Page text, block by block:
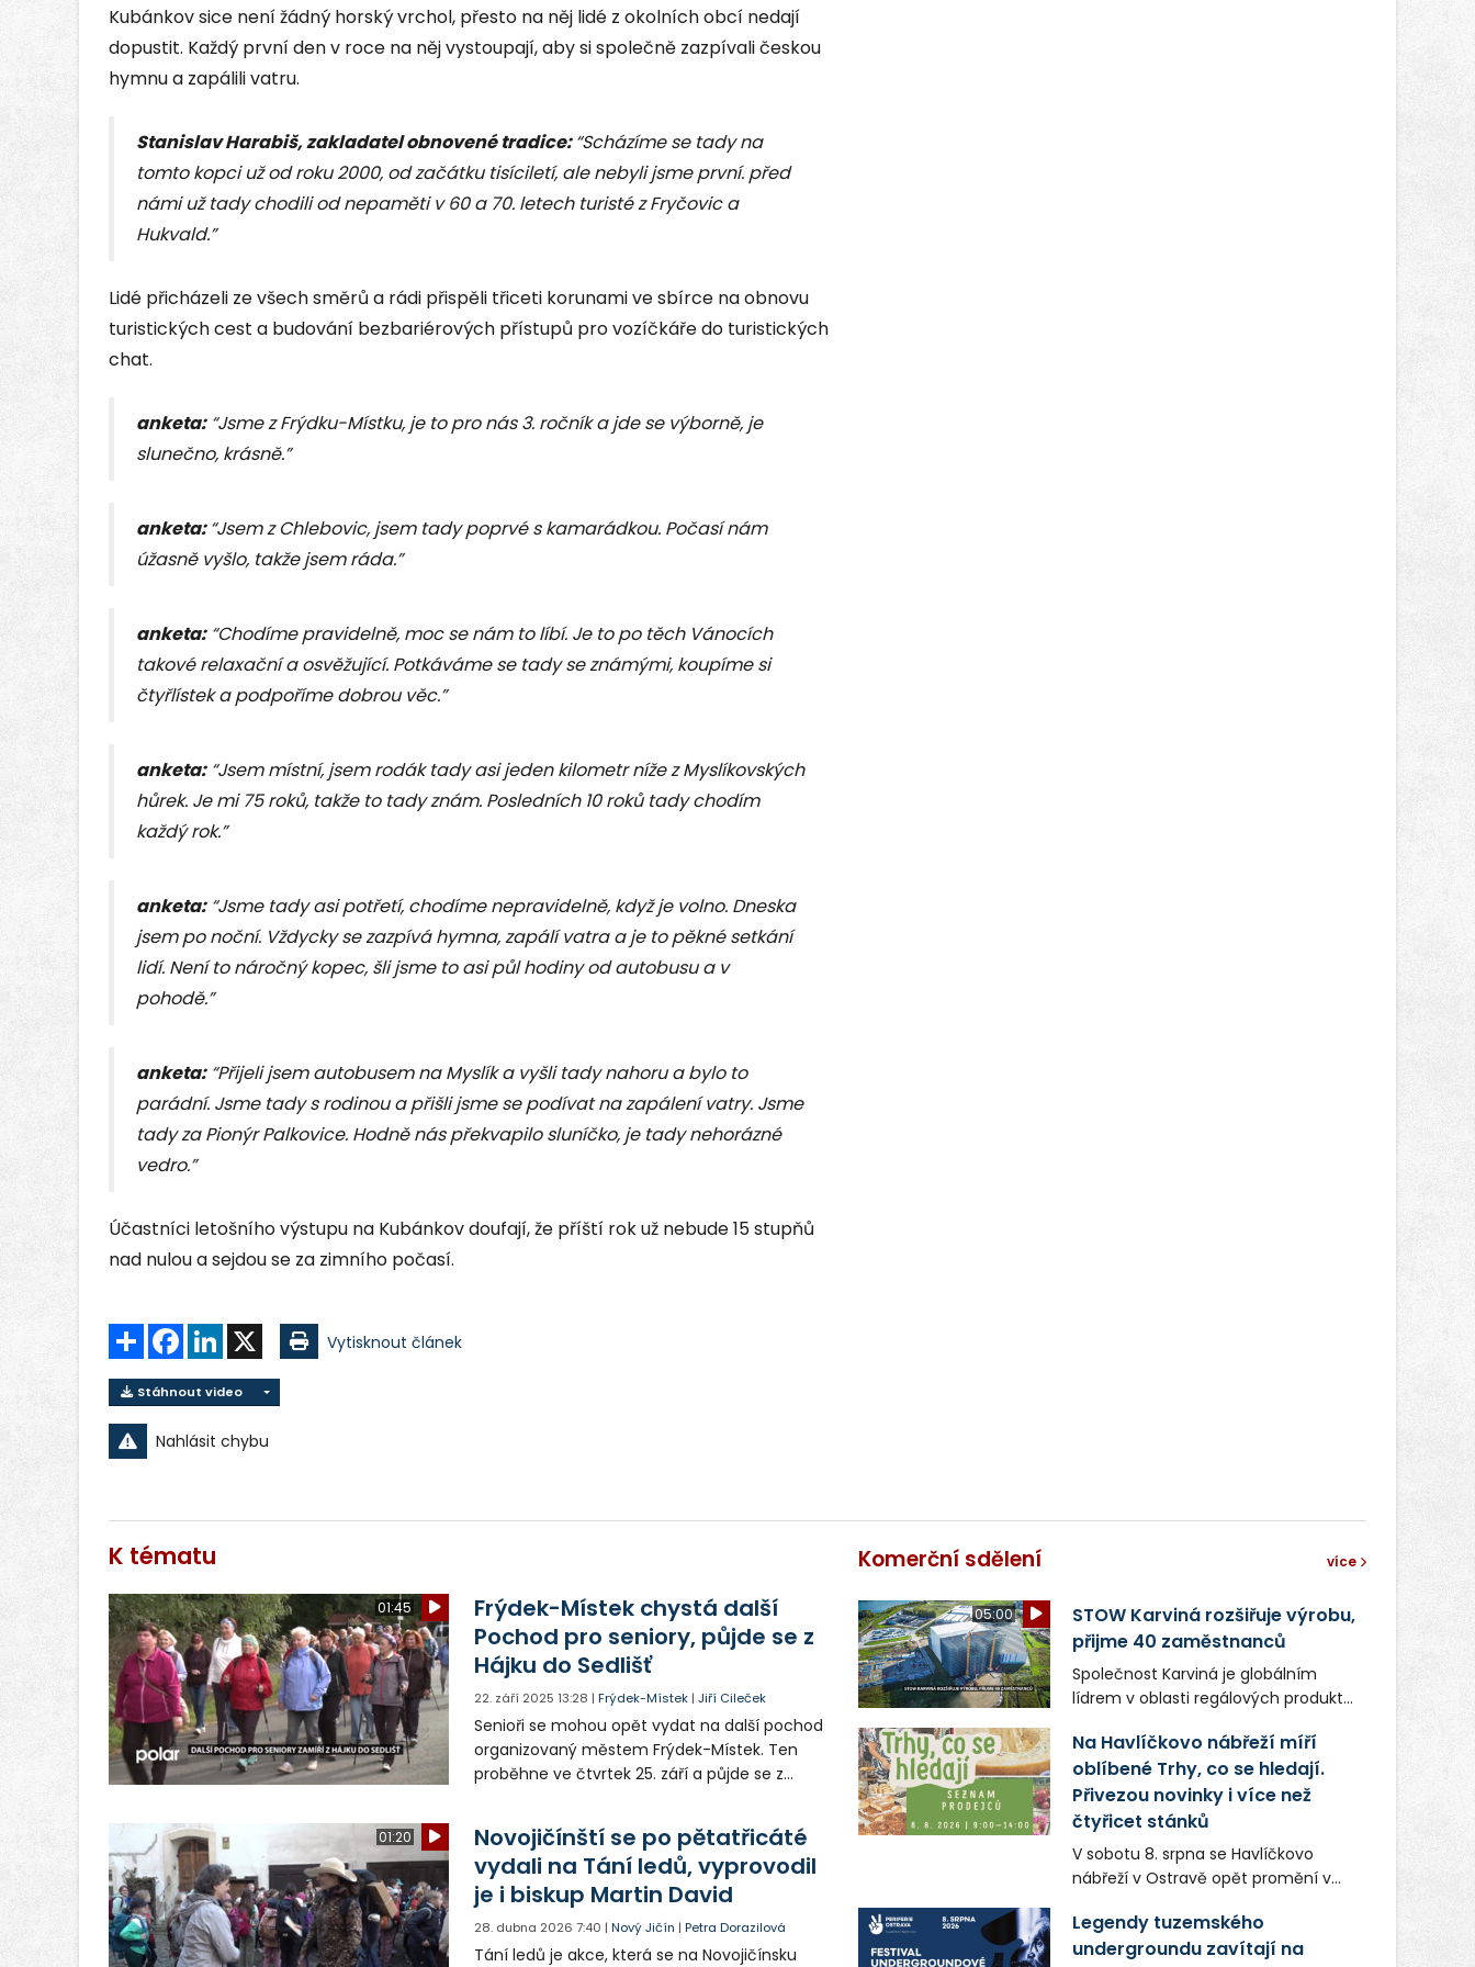
Kubánkov sice není žádný horský vrchol, přesto na něj lidé z okolních obcí nedají
dopustit. Každý první den v roce na něj vystoupají, aby si společně zazpívali českou
hymnu a zapálili vatru.
Stanislav Harabiš, zakladatel obnovené tradice:“Scházíme se tady na
tomto kopci už od roku 2000, od začátku tisíciletí, ale nebyli jsme první. před
námi už tady chodili od nepaměti v 60 a 70. letech turisté z Fryčovic a
Hukvald.”
Lidé přicházeli ze všech směrů a rádi přispěli třiceti korunami ve sbírce na obnovu
turistických cest a budování bezbariérových přístupů pro vozíčkáře do turistických
chat.
anketa:“Jsme z Frýdku-Místku, je to pro nás 3. ročník a jde se výborně, je
slunečno, krásně.”
anketa:“Jsem z Chlebovic, jsem tady poprvé s kamarádkou. Počasí nám
úžasně vyšlo, takže jsem ráda.”
anketa:“Chodíme pravidelně, moc se nám to líbí. Je to po těch Vánocích
takové relaxační a osvěžující. Potkáváme se tady se známými, koupíme si
čtyřlístek a podpoříme dobrou věc.”
anketa:“Jsem místní, jsem rodák tady asi jeden kilometr níže z Myslíkovských
hůrek. Je mi 75 roků, takže to tady znám. Posledních 10 roků tady chodím
každý rok.”
anketa:“Jsme tady asi potřetí, chodíme nepravidelně, když je volno. Dneska
jsem po noční. Vždycky se zazpívá hymna, zapálí vatra a je to pěkné setkání
lidí. Není to náročný kopec, šli jsme to asi půl hodiny od autobusu a v
pohodě.”
anketa:“Přijeli jsem autobusem na Myslík a vyšli tady nahoru a bylo to
parádní. Jsme tady s rodinou a přišli jsme se podívat na zapálení vatry. Jsme
tady za Pionýr Palkovice. Hodně nás překvapilo sluníčko, je tady nehorázné
vedro.”
Účastníci letošního výstupu na Kubánkov doufají, že příští rok už nebude 15 stupňů
nad nulou a sejdou se za zimního počasí.
Sdílet FacebookLinkedIn Vytisknout článek
Stáhnout video
Nahlásit chybu
K tématu
01:45
Frýdek-Místek chystá další
Pochod pro seniory, půjde se z
Hájku do Sedlišť
22. září 2025 13:28 |Frýdek-Místek |Jiří Cileček
Senioři se mohou opět vydat na další pochod
organizovaný městem Frýdek-Místek. Ten
proběhne ve čtvrtek 25. září a půjde se z
01:20
Novojičínští se po pětatřicáté
vydali na Tání ledů, vyprovodil
je i biskup Martin David
28. dubna 2026 7:40 |Nový Jičín |Petra Dorazilová
Tání ledů je akce, která se na Novojičínsku
Komerční sdělení více
05:00
STOW Karviná rozšiřuje výrobu,
přijme 40 zaměstnanců
Společnost Karviná je globálním
lídrem v oblasti regálových produktů
zaměstnavatelem na Karvinsku a
firmou s obrovským potenciálem.
Na Havlíčkovo nábřeží míří
oblíbené Trhy, co se hledají.
Přivezou novinky i více než
čtyřicet stánků
V sobotu 8. srpna se Havlíčkovo
nábřeží v Ostravě opět promění v
lokálních výrobků. Trhy, co se hledají
tentokrát nabídnou více než čtyřicet
Legendy tuzemského
undergroundu zavítají na